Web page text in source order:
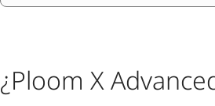
¿Ploom X